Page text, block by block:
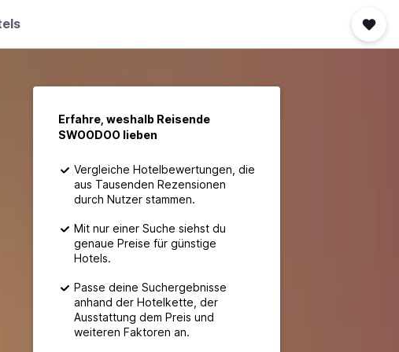
Erfahre, weshalb Reisende
SWOODOO lieben
Vergleiche Hotelbewertungen, die
aus Tausenden Rezensionen
durch Nutzer stammen.
Mit nur einer Suche siehst du
genaue Preise für günstige
Hotels.
Passe deine Suchergebnisse
anhand der Hotelkette, der
Ausstattung dem Preis und
weiteren Faktoren an.